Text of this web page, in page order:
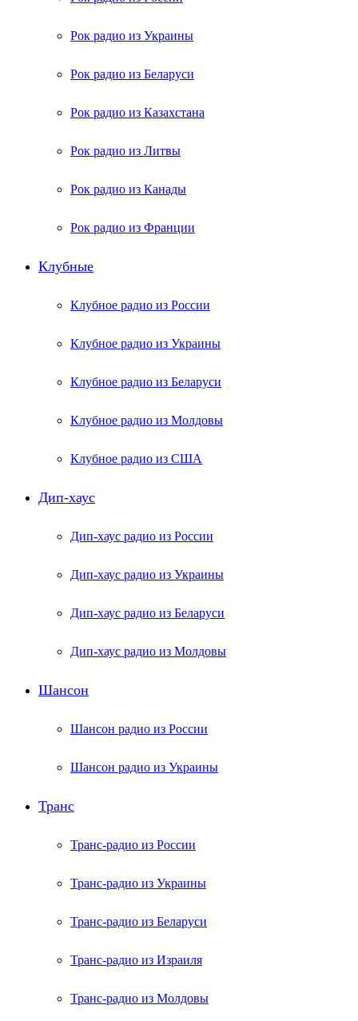
Рок радио из Украины
Рок радио из Беларуси
Рок радио из Казахстана
Рок радио из Литвы
Рок радио из Канады
Рок радио из Франции
Клубные
Клубное радио из России
Клубное радио из Украины
Клубное радио из Беларуси
Клубное радио из Молдовы
Клубное радио из США
Дип-хаус
Дип-хаус радио из России
Дип-хаус радио из Украины
Дип-хаус радио из Беларуси
Дип-хаус радио из Молдовы
Шансон
Шансон радио из России
Шансон радио из Украины
Транс
Транс-радио из России
Транс-радио из Украины
Транс-радио из Беларуси
Транс-радио из Израиля
Транс-радио из Молдовы